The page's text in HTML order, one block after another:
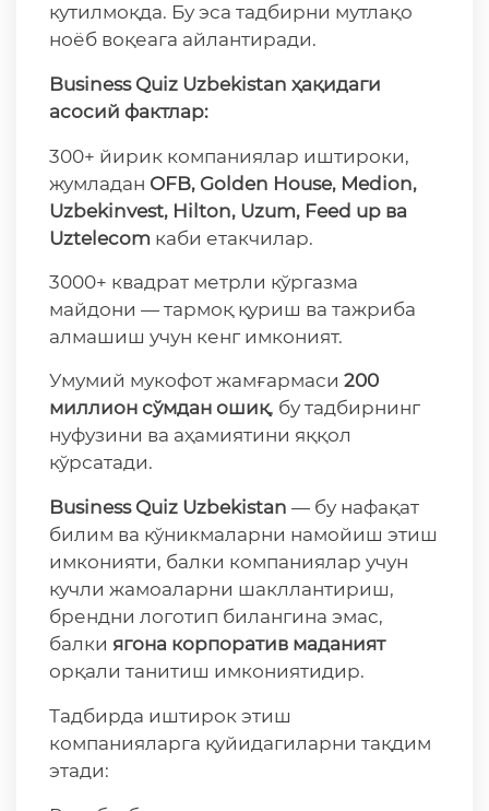
кутилмоқда. Бу эса тадбирни мутлақо
ноёб воқеага айлантиради.
Business Quiz Uzbekistan ҳақидаги
асосий фактлар:
300+ йирик компаниялар иштироки,
жумладан OFB, Golden House, Medion,
Uzbekinvest, Hilton, Uzum, Feed up ва
Uztelecom каби етакчилар.
3000+ квадрат метрли кўргазма
майдони — тармоқ қуриш ва тажриба
алмашиш учун кенг имконият.
Умумий мукофот жамғармаси 200
миллион сўмдан ошиқ, бу тадбирнинг
нуфузини ва аҳамиятини яққол
кўрсатади.
Business Quiz Uzbekistan — бу нафақат
билим ва кўникмаларни намойиш этиш
имконияти, балки компаниялар учун
кучли жамоаларни шакллантириш,
брендни логотип билангина эмас,
балки ягона корпоратив маданият
орқали танитиш имкониятидир.
Тадбирда иштирок этиш
компанияларга қуйидагиларни тақдим
этади: